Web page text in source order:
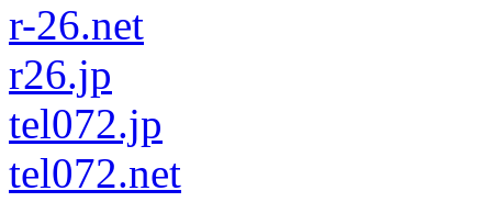
r-26.net
r26.jp
tel072.jp
tel072.net